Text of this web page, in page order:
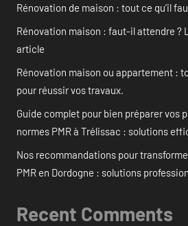
Rénovation de maison : tout ce qu’il
Rénovation maison : faut-il attendre ?
article
Rénovation maison ou appartement :
pour réussir vos travaux.
Guide complet pour bien préparer vos
normes PMR à Trélissac : solutions
Nos recommandations pour
PMR en Dordogne : solutions
Recent Comments